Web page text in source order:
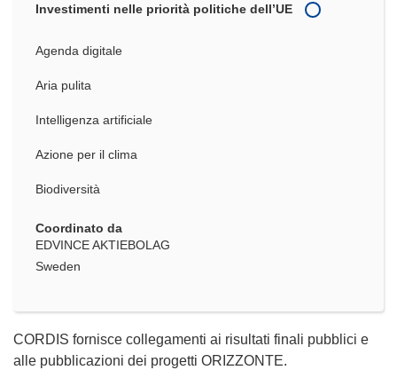
Investimenti nelle priorità politiche dell’UE
Agenda digitale
Aria pulita
Intelligenza artificiale
Azione per il clima
Biodiversità
Coordinato da
EDVINCE AKTIEBOLAG
Sweden
CORDIS fornisce collegamenti ai risultati finali pubblici e
alle pubblicazioni dei progetti ORIZZONTE.